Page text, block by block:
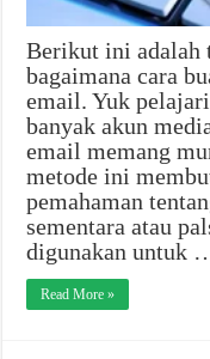
Berikut ini adalah
bagaimana cara
email. Yuk
banyak akun
email memang
metode ini
pemahaman
sementara atau
digunakan untuk
Read More »